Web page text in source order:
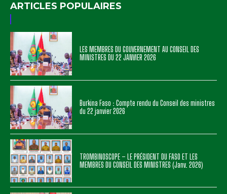
ARTICLES POPULAIRES
LES MEMBRES DU GOUVERNEMENT AU CONSEIL DES
MINISTRES DU 22 JANVIER 2026
Burkina Faso : Compte rendu du Conseil des ministres
du 22 janvier 2026
TROMBINOSCOPE – LE PRÉSIDENT DU FASO ET LES
MEMBRES DU CONSEIL DES MINISTRES (Janv. 2026)